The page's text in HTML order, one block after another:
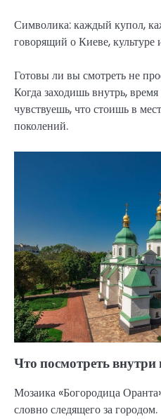
Символика: каждый купол,
говорящий о Киеве, культуре
Готовы ли вы смотреть не
Когда заходишь внутрь,
чувствуешь, что стоишь в
поколений.
Что посмотреть внутри
Мозаика «Богородица
словно следящего за городом.